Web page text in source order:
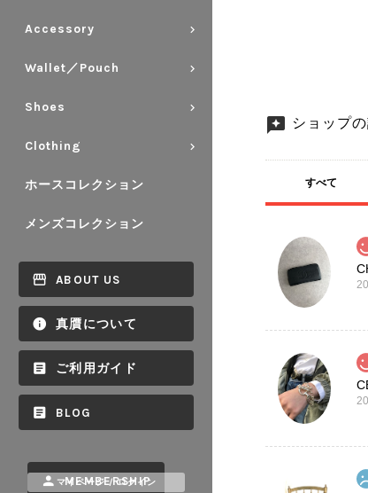
Accessory
Wallet／Pouch
Shoes
Clothing
ホースコレクション
メンズコレクション
ABOUT US
真贋について
ご利用ガイド
BLOG
MEMBERSHIP
マイページ / ログイン
ショップ
すべて